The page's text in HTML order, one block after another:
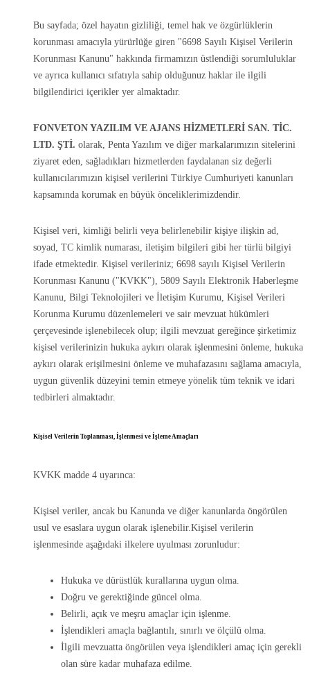
Bu sayfada; özel hayatın gizliliği, temel hak ve özgürlüklerin
korunması amacıyla yürürlüğe giren "6698 Sayılı Kişisel Verilerin
Korunması Kanunu" hakkında firmamızın üstlendiği sorumluluklar
ve ayrıca kullanıcı sıfatıyla sahip olduğunuz haklar ile ilgili
bilgilendirici içerikler yer almaktadır.
FONVETON YAZILIM VE AJANS HİZMETLERİ SAN. TİC.
LTD. ŞTİ. olarak, Penta Yazılım ve diğer markalarımızın sitelerini
ziyaret eden, sağladıkları hizmetlerden faydalanan siz değerli
kullanıcılarımızın kişisel verilerini Türkiye Cumhuriyeti kanunları
kapsamında korumak en büyük önceliklerimizdendir.
Kişisel veri, kimliği belirli veya belirlenebilir kişiye ilişkin ad,
soyad, TC kimlik numarası, iletişim bilgileri gibi her türlü bilgiyi
ifade etmektedir. Kişisel verileriniz; 6698 sayılı Kişisel Verilerin
Korunması Kanunu ("KVKK"), 5809 Sayılı Elektronik Haberleşme
Kanunu, Bilgi Teknolojileri ve İletişim Kurumu, Kişisel Verileri
Korunma Kurumu düzenlemeleri ve sair mevzuat hükümleri
çerçevesinde işlenebilecek olup; ilgili mevzuat gereğince şirketimiz
kişisel verilerinizin hukuka aykırı olarak işlenmesini önleme, hukuka
aykırı olarak erişilmesini önleme ve muhafazasını sağlama amacıyla,
uygun güvenlik düzeyini temin etmeye yönelik tüm teknik ve idari
tedbirleri almaktadır.
Kişisel Verilerin Toplanması, İşlenmesi ve İşleme Amaçları
KVKK madde 4 uyarınca:
Kişisel veriler, ancak bu Kanunda ve diğer kanunlarda öngörülen
usul ve esaslara uygun olarak işlenebilir.Kişisel verilerin
işlenmesinde aşağıdaki ilkelere uyulması zorunludur:
Hukuka ve dürüstlük kurallarına uygun olma.
Doğru ve gerektiğinde güncel olma.
Belirli, açık ve meşru amaçlar için işlenme.
İşlendikleri amaçla bağlantılı, sınırlı ve ölçülü olma.
İlgili mevzuatta öngörülen veya işlendikleri amaç için gerekli
olan süre kadar muhafaza edilme.